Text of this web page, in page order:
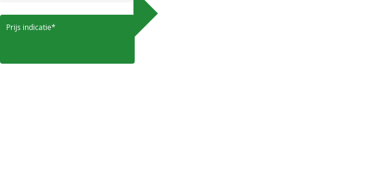
Prijs indicatie*